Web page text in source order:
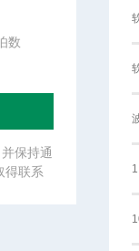
数
保持通
得联系